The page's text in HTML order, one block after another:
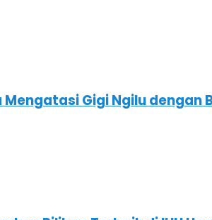
Gigi Ngilu dengan